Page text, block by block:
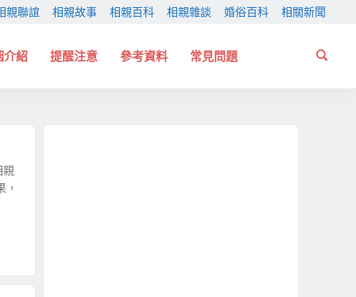
親聯誼 相親故事 相親百科 相親雜談 婚俗百科 相關新聞
介紹 提醒注意 參考資料 常見問題
親
，